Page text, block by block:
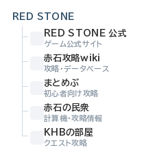
RED STONE
RED STONE 公式
ゲーム公式サイト
赤石攻略wiki
攻略・データベース
まとめぶ
初心者向け攻略
赤石の民衆
計算機・攻略情報
KHBの部屋
クエスト攻略